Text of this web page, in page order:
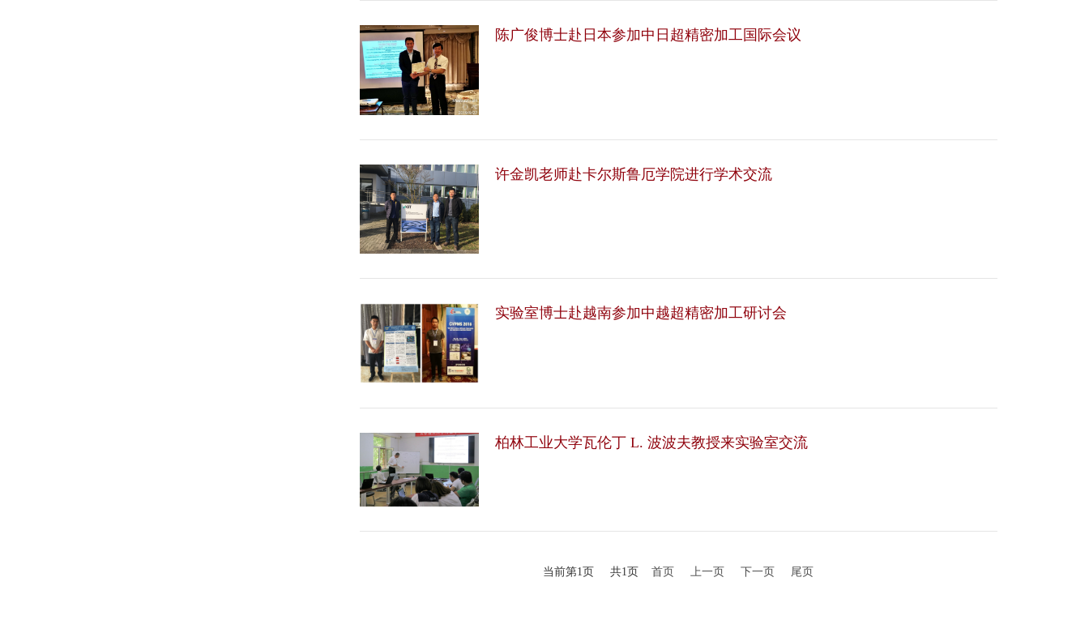
陈广俊博士赴日本参加中日超精密加工国际会议
许金凯老师赴卡尔斯鲁厄学院进行学术交流
实验室博士赴越南参加中越超精密加工研讨会
柏林工业大学瓦伦丁 L. 波波夫教授来实验室交流
当前第1页 共1页首页 上一页 下一页 尾页